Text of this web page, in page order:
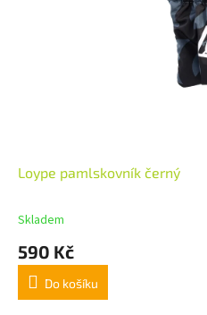
Loype pamlskovník černý
Skladem
590 Kč
Do košíku